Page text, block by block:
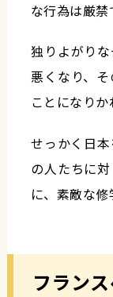
な行為は厳禁
独りよがり
悪くなり、
ことになりか
せっかく日
の人たちに
に、素敵な修
フラン